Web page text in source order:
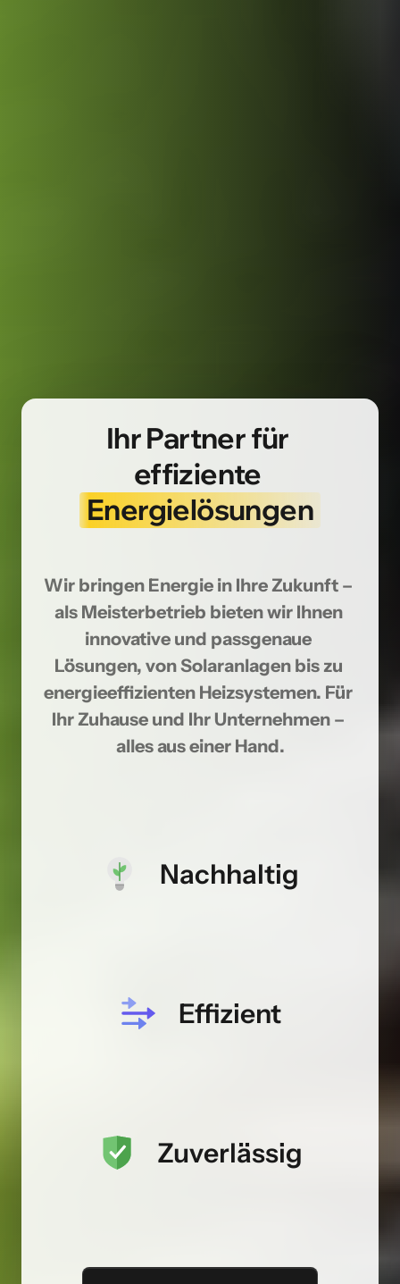
Ihr Partner für
Energielösungen
Wir bringen Energie in Ihre Zukunft –
als Meisterbetrieb bieten wir Ihnen
innovative und passgenaue
Lösungen, von Solaranlagen bis zu
energieeffizienten Heizsystemen. Für
Ihr Zuhause und Ihr Unternehmen –
alles aus einer Hand.
Nachhaltig
Effizient
Zuverlässig